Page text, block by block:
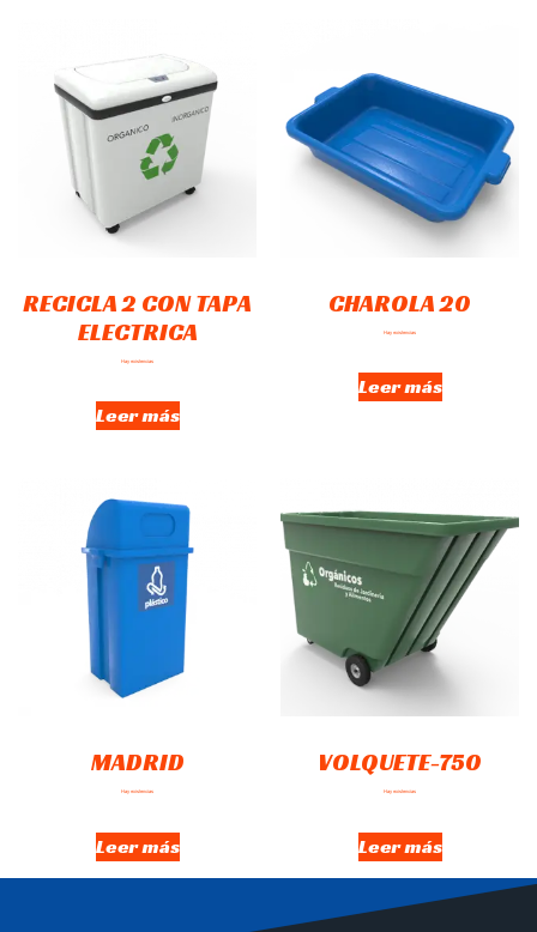
RECICLA 2 CON TAPA
ELECTRICA
Hay existencias
Leer más
CHAROLA 20
Hay existencias
Leer más
MADRID
Hay existencias
Leer más
VOLQUETE-750
Hay existencias
Leer más